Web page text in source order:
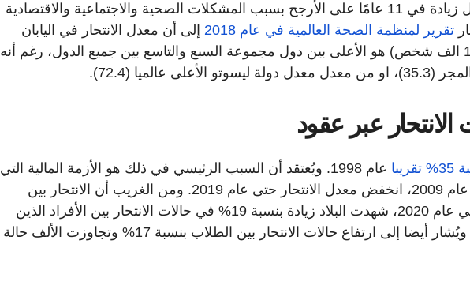
العظمى منهم من الرجال. وهي أول زيادة في 11 عامًا على الأرجح بسبب المشكلات الصحية والاجتماعية والاقتصادية
تقرير لمنظمة الصحة العالمية في عام 2018
إلى أن معدل الانتحار في اليابان
البالغ 18.5 (وفيات الانتحار لكل 100 الف شخص) هو الأعلى بين دول مجموعة السبع والتاسع بين جميع الدول، رغم أنه
عالميا (72.4).
عبر عقود
عام 1998. ويُعتقد أن السبب الرئيسي في ذلك هو الأزمة المالية التي
أعقبت انهيار اقتصاد الفقاعة. ومنذ عام 2009، انخفض معدل الانتحار حتى عام 2019. ومن الغريب أن الانتحار بين
الشباب قضية ناشئة في اليابان. ففي عام 2020، شهدت البلاد زيادة بنسبة 19% في حالات الانتحار بين الأفراد الذين
تتراوح أعمارهم بين 10 و 29 عامًا. ويُشار أيضا إلى ارتفاع حالات الانتحار بين الطلاب بنسبة 17% وتجاوزت الألف حالة